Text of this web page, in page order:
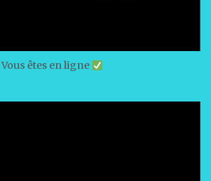
Vous êtes en ligne